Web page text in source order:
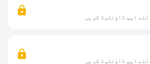
اپپ ڈاؤنلوڈ کریں
اپپ ڈاؤنلوڈ کریں